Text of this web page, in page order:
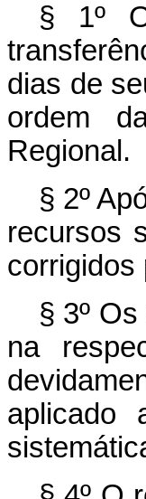
§ 1º
dias de
ordem
Regional.
§ 2º
recursos
corrigidos
§ 3º
na
aplicado